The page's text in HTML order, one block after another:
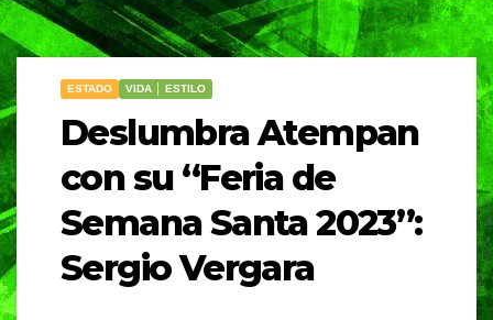
ESTADO VIDA │ ESTILO
Deslumbra Atempan
con su “Feria de
Semana Santa 2023”:
Sergio Vergara